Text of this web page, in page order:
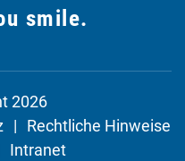
smile.
2026
Rechtliche Hinweise
Intranet